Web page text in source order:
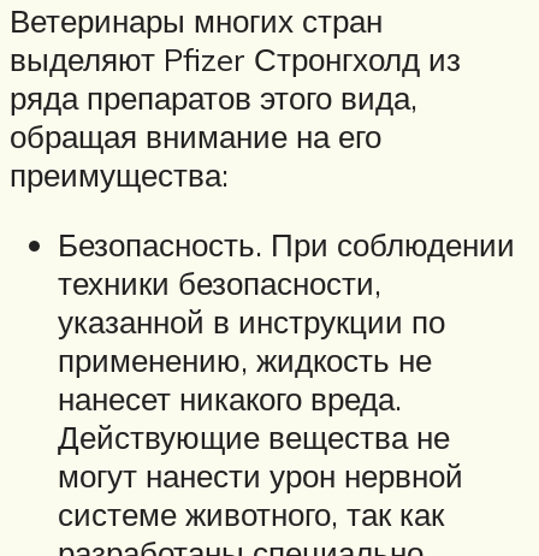
Ветеринары многих стран
выделяют Pfizer Стронгхолд из
ряда препаратов этого вида,
обращая внимание на его
преимущества:
Безопасность. При соблюдении
техники безопасности,
указанной в инструкции по
применению, жидкость не
нанесет никакого вреда.
Действующие вещества не
могут нанести урон нервной
системе животного, так как